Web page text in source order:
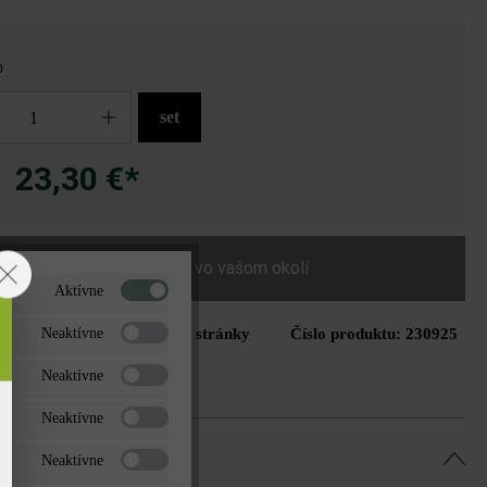
set
23,30 €*
Nájdite predajcu vo vašom okolí
zoznamu želaní Tlač stránky Číslo produktu: 230925
Aktívne
Neaktívne
Neaktívne
Neaktívne
Neaktívne